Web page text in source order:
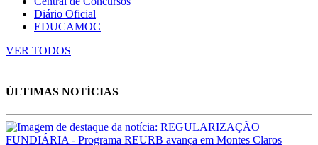
Diário Oficial
EDUCAMOC
VER TODOS
ÚLTIMAS NOTÍCIAS